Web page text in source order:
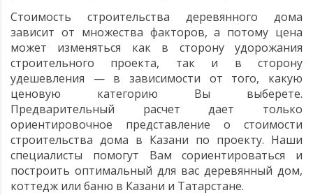
Стоимость строительства деревянного дома
зависит от множества факторов, а потому цена
может изменяться как в сторону удорожания
строительного проекта, так и в сторону
удешевления — в зависимости от того, какую
ценовую категорию Вы выберете.
Предварительный расчет дает только
ориентировочное представление о стоимости
строительства дома в Казани по проекту. Наши
специалисты помогут Вам сориентироваться и
построить оптимальный для вас деревянный дом,
коттедж или баню в Казани и Татарстане.